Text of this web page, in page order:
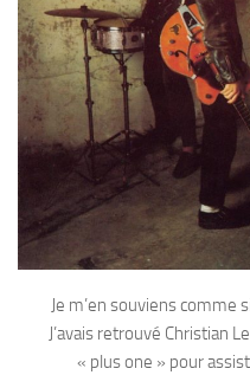
Je m’en souviens comme
J’avais retrouvé Christian
« plus one » pour